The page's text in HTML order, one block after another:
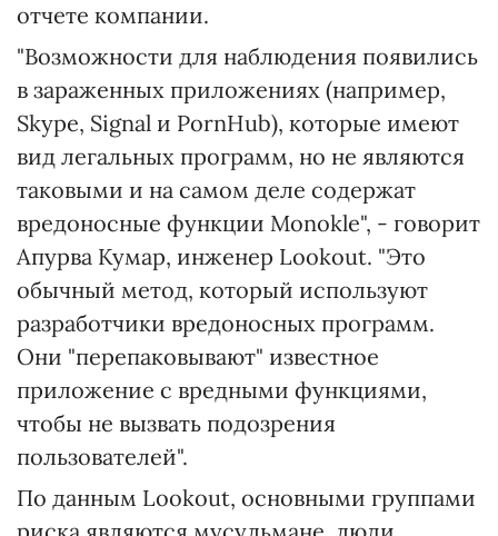
отчете компании.
"Возможности для наблюдения появились
в зараженных приложениях (например,
Skype, Signal и PornHub), которые имеют
вид легальных программ, но не являются
таковыми и на самом деле содержат
вредоносные функции Monokle", - говорит
Апурва Кумар, инженер Lookout. "Это
обычный метод, который используют
разработчики вредоносных программ.
Они "перепаковывают" известное
приложение с вредными функциями,
чтобы не вызвать подозрения
пользователей".
По данным Lookout, основными группами